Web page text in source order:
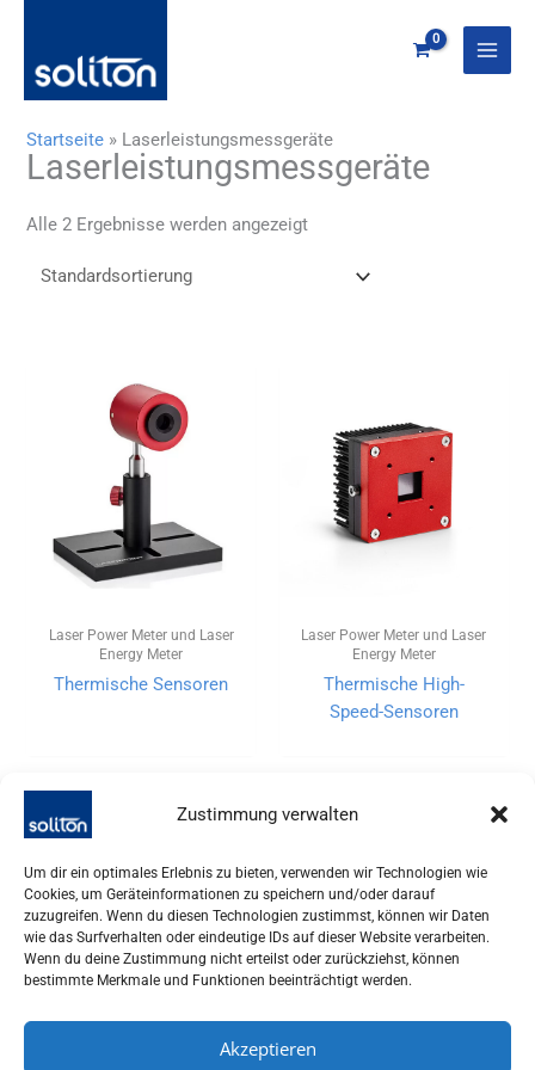
Zustimmung verwalten
Um dir ein optimales Erlebnis zu bieten, verwenden wir Technologien wie
Cookies, um Geräteinformationen zu speichern und/oder darauf
zuzugreifen. Wenn du diesen Technologien zustimmst, können wir Daten
wie das Surfverhalten oder eindeutige IDs auf dieser Website verarbeiten.
Wenn du deine Zustimmung nicht erteilst oder zurückziehst, können
bestimmte Merkmale und Funktionen beeinträchtigt werden.
Akzeptieren
springen
Startseite » Laserleistungsmessgeräte
Laserleistungsmessgeräte
Alle 2 Ergebnisse werden angezeigt
Laser Power Meter und Laser
Energy Meter
Thermische Sensoren
Laser Power Meter und Laser
Energy Meter
Thermische High-
Speed-Sensoren